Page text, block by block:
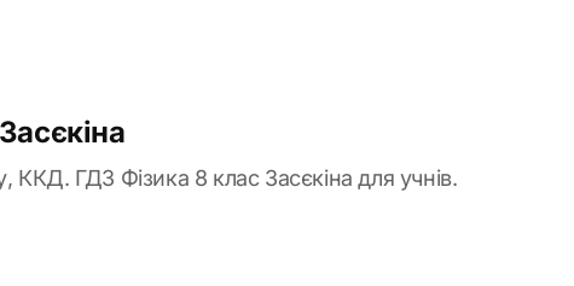
ККД. ГДЗ Фізика 8 клас Засєкіна для учнів.